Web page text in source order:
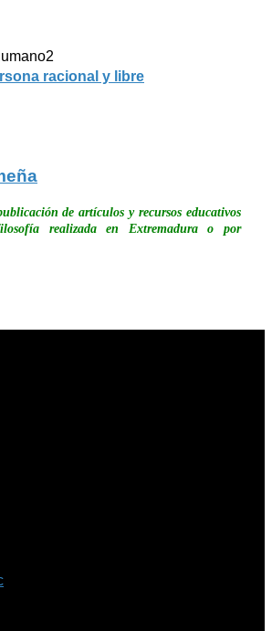
racional y libre
de artículos y recursos educativos
realizada en Extremadura o por